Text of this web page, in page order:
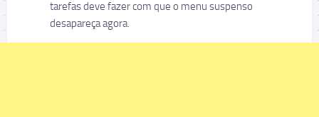
tarefas deve fazer com que o menu suspenso
desapareça agora.